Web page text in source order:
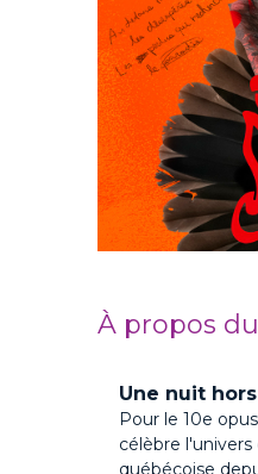
À propos
Une nuit
Pour le 10e
célèbre
québécoise